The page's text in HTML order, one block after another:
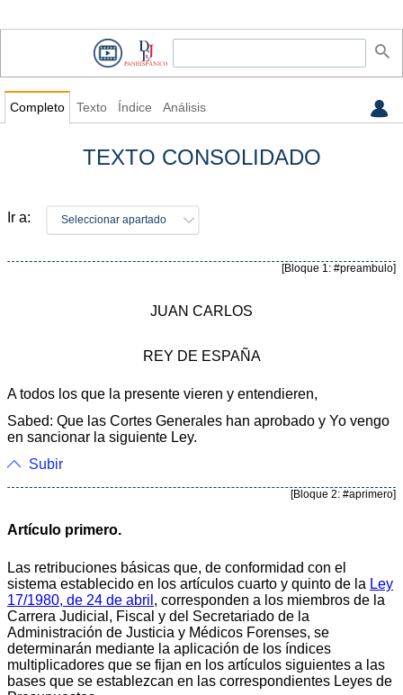
Completo Texto Índice Análisis
TEXTO CONSOLIDADO
Ir a: Seleccionar apartado
[Bloque 1: #preambulo]
JUAN CARLOS
REY DE ESPAÑA
A todos los que la presente vieren y entendieren,
Sabed: Que las Cortes Generales han aprobado y Yo vengo
en sancionar la siguiente Ley.
Subir
[Bloque 2: #aprimero]
Artículo primero.
Las retribuciones básicas que, de conformidad con el
sistema establecido en los artículos cuarto y quinto de la Ley
17/1980, de 24 de abril , corresponden a los miembros de la
Carrera Judicial, Fiscal y del Secretariado de la
Administración de Justicia y Médicos Forenses, se
determinarán mediante la aplicación de los índices
multiplicadores que se fijan en los artículos siguientes a las
bases que se establezcan en las correspondientes Leyes de